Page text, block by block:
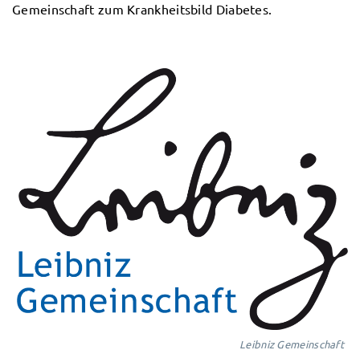
Gemeinschaft zum Krankheitsbild Diabetes.
Leibniz Gemeinschaft